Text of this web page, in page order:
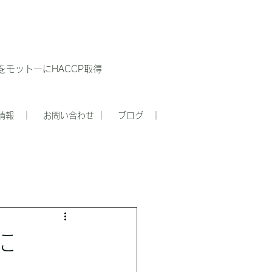
モットーにHACCP取得
報 ｜ お問い合わせ ｜ ブログ ｜